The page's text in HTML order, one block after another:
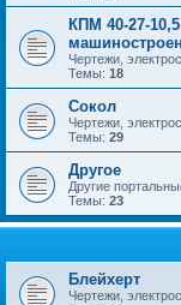
КПМ 40-27-
Чертежи,
Темы: 18
Сокол
Чертежи,
Темы: 29
Другое
Другие
Темы: 23
Блейхерт
Чертежи,